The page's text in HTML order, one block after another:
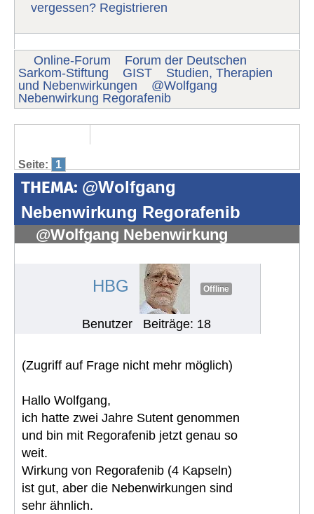
vergessen? Registrieren
Online-Forum
Forum der Deutschen
Sarkom-Stiftung
GIST
Studien, Therapien
und Nebenwirkungen
@Wolfgang
Nebenwirkung Regorafenib
Seite: 1
THEMA: @Wolfgang
Nebenwirkung Regorafenib
@Wolfgang Nebenwirkung
HBG Offline
Benutzer Beiträge: 18
(Zugriff auf Frage nicht mehr möglich)
Hallo Wolfgang,
ich hatte zwei Jahre Sutent genommen
und bin mit Regorafenib jetzt genau so
weit.
Wirkung von Regorafenib (4 Kapseln)
ist gut, aber die Nebenwirkungen sind
sehr ähnlich.